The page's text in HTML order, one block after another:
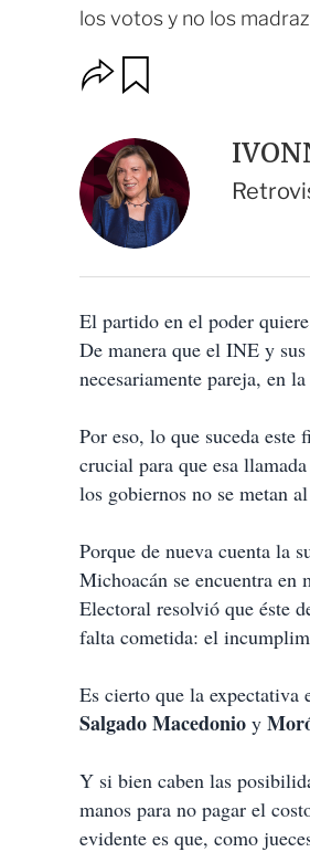
los votos y no los
O
p
o
n
e
s
d
e
c
m
a
r
r
d
a
r
El partido en el poder
De manera que el INE y
necesariamente pareja, en
Por eso, lo que suceda este
crucial para que esa
los gobiernos no se metan
Porque de nueva cuenta la
Michoacán se encuentra en
Electoral resolvió que éste
falta cometida: el
Es cierto que la expectativa
Salgado Macedonio y
Y si bien caben las
manos para no pagar el
evidente es que, como